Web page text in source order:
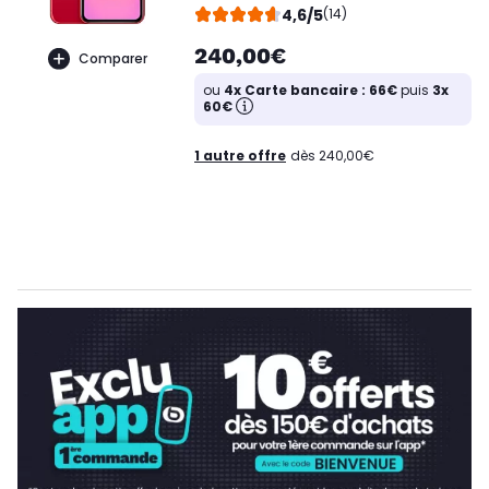
Comparer
4,6/5(14)
240,00€
ou 4x Carte bancaire : 66€puis 3x
60€
1 autre offre dès 240,00€